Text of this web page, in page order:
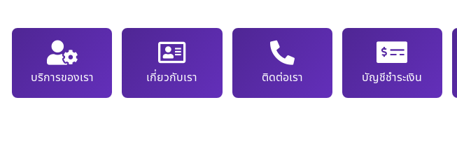
บริการของเรา เกี่ยวกับเรา ติดต่อเรา บัญชีชำระเงิน